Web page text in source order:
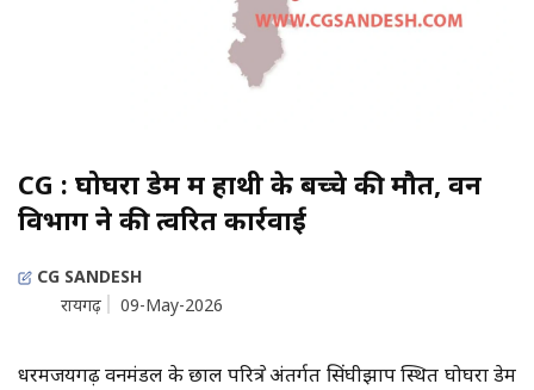
CG : घोघरा डेम में हाथी के बच्चे की मौत, वन
विभाग ने की त्वरित कार्रवाई
CG SANDESH
रायगढ़
09-May-2026
धरमजयगढ़ वनमंडल के छाल परिक्षेत्र अंतर्गत सिंघीझाप स्थित घोघरा डेम